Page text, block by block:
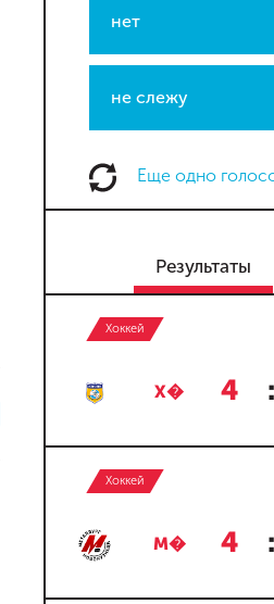
нет
не слежу
Еще одно
Результаты
Хоккей
Х� 4 :
Хоккей
М� 4 :